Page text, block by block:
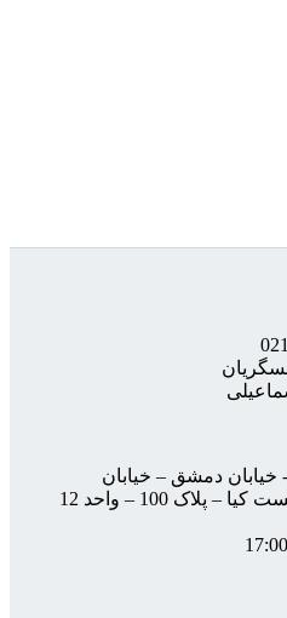
خیابان دمشق – خیابان
100 – واحد 12